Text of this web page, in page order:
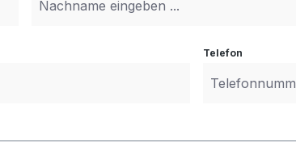
Telefon